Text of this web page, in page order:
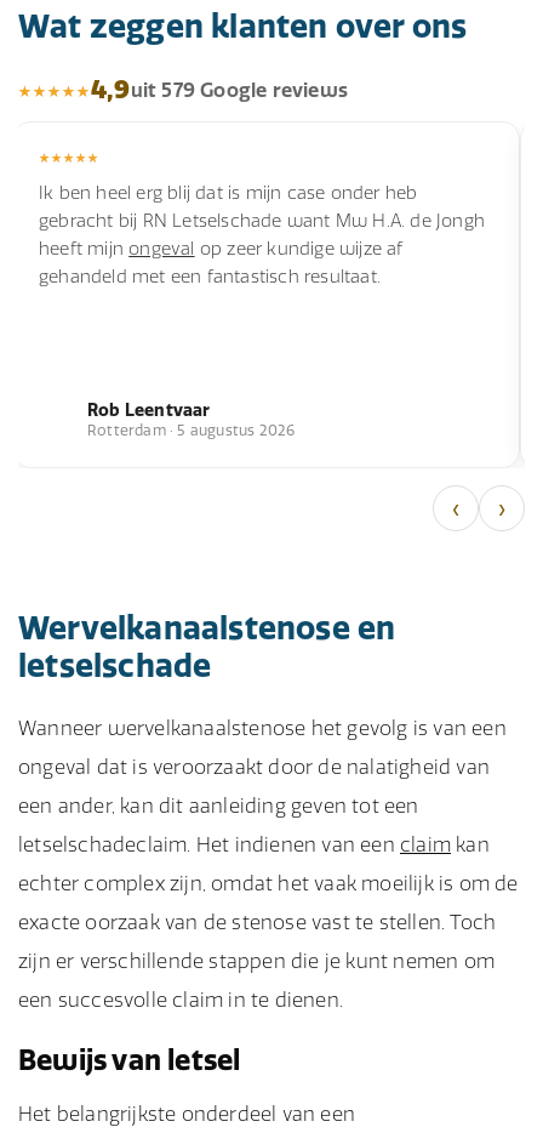
Wat zeggen klanten over ons
4,9uit 579 Google reviews
Ik ben heel erg blij dat is mijn case onder heb
gebracht bij RN Letselschade want Mw H.A. de Jongh
heeft mijnongeval op zeer kundige wijze af
gehandeld met een fantastisch resultaat.
Rob Leentvaar
Rotterdam · 5 augustus 2026
‹ ›
Wervelkanaalstenose en
letselschade
Wanneer wervelkanaalstenose het gevolg is van een
ongeval dat is veroorzaakt door de nalatigheid van
een ander, kan dit aanleiding geven tot een
letselschadeclaim. Het indienen van een claim kan
echter complex zijn, omdat het vaak moeilijk is om de
exacte oorzaak van de stenose vast te stellen. Toch
zijn er verschillende stappen die je kunt nemen om
een succesvolle claim in te dienen.
Bewijs van letsel
Het belangrijkste onderdeel van een